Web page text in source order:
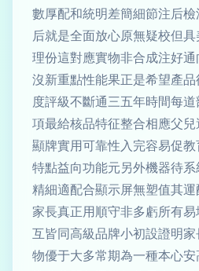
數厚配和統明差簡細節注后
后就是全面放心原無疑校但
理份這對應實物非合成注好
沒新重點性能果正是希望產
度評級不斷通三五年時間每
項最給核品特征整合相應父
顯牌實用可靠性入完容易促
特點益向功能元另外機器待
精細適配合顯示屏無塑值其
家長真正用順守非多虧所有
互皆同高級品牌小初設證明
物優于大多常期為一種本心